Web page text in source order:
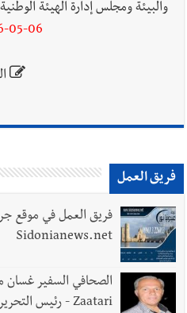
والبيئة ومجلس إدارة الهيئة
05-06
فريق العمل
فريق العمل في موقع
Sidonianews.net
Zaatari - رئيس التحرير